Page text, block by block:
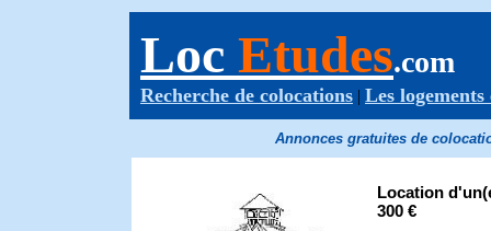
Loc Etudes.com
Recherche de colocations | Les
Annonces gratuites de
Location
300 €